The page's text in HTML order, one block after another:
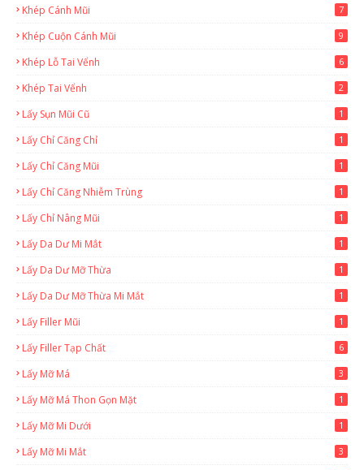
Khép Cánh Mũi 7
Khép Cuộn Cánh Mũi 9
Khép Lỗ Tai Vểnh 6
Khép Tai Vểnh 2
Lấy Sụn Mũi Cũ 1
Lấy Chỉ Căng Chỉ 1
Lấy Chỉ Căng Mũi 1
Lấy Chỉ Căng Nhiễm Trùng 1
Lấy Chỉ Nâng Mũi 1
Lấy Da Dư Mi Mắt 1
Lấy Da Dư Mỡ Thừa 1
Lấy Da Dư Mỡ Thừa Mi Mắt 1
Lấy Filler Mũi 1
Lấy Filler Tạp Chất 6
Lấy Mỡ Má 3
Lấy Mỡ Má Thon Gọn Mặt 1
Lấy Mỡ Mi Dưới 1
Lấy Mỡ Mi Mắt 3